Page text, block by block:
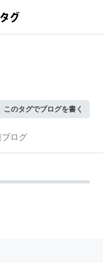
このタグでブログを書く
ブログ